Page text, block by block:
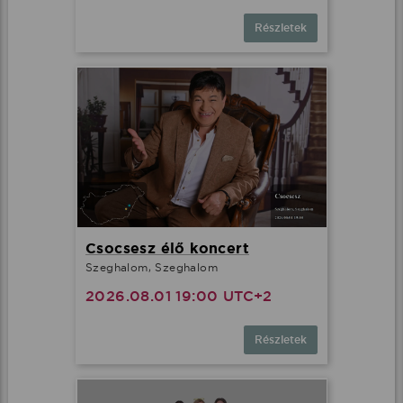
Részletek
Csocsesz élő koncert
Szeghalom, Szeghalom
2026.08.01 19:00 UTC+2
Részletek